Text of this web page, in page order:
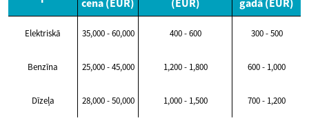
Elektriskā 35,000 - 60,000 400 - 600 300 - 500
Benzīna 25,000 - 45,000 1,200 - 1,800 600 - 1,000
Dīzeļa 28,000 - 50,000 1,000 - 1,500 700 - 1,200